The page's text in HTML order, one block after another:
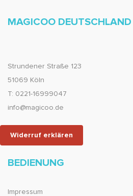
MAGICOO DEUTSCHLAND
Strundener Straße 123
51069 Köln
T: 0221-16999047
info@magicoo.de
Widerruf erklären
BEDIENUNG
Impressum